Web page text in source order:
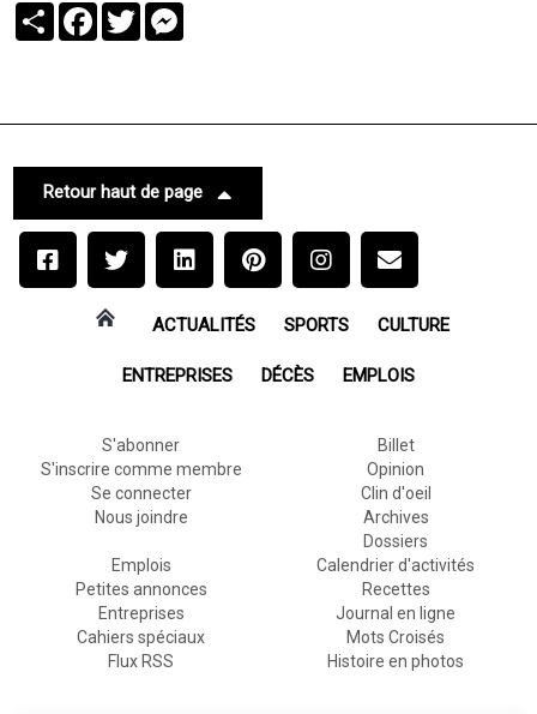
PartagerFacebook
Twitter
Retour haut de page
ACTUALITÉS SPORTS CULTURE
ENTREPRISES DÉCÈS EMPLOIS
S'abonner
S'inscrire comme membre
Se connecter
Nous joindre
Billet
Opinion
Clin d'oeil
Archives
Dossiers
Emplois
Petites annonces
Entreprises
Cahiers spéciaux
Flux RSS
Calendrier d'activités
Recettes
Journal en ligne
Mots Croisés
Histoire en photos